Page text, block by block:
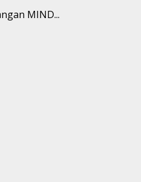
MIND...